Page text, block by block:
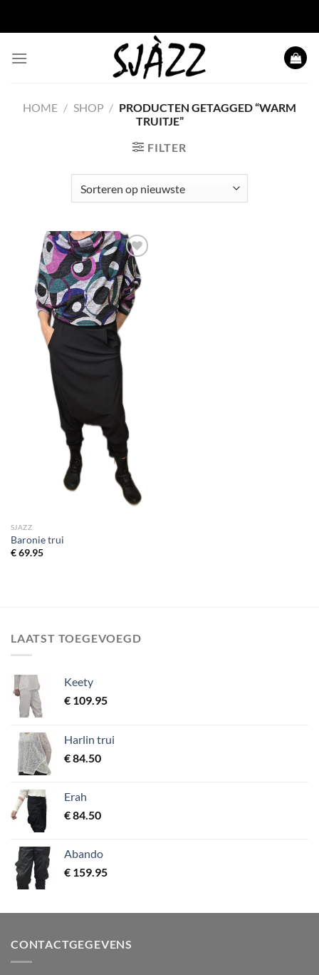
HOME / SHOP / PRODUCTEN GETAGGED “WARM
TRUITJE”
FILTER
Toevoegen
aan
wenslijst
SJAZZ
Baronie trui
€69.95
LAATST TOEGEVOEGD
Keety
€ 109.95
Harlin trui
€84.50
Erah
€84.50
Abando
€ 159.95
CONTACTGEGEVENS